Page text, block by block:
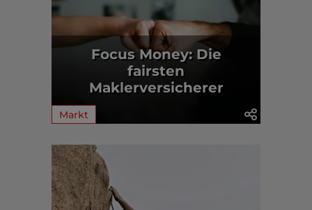
Focus Money: Die
fairsten
Maklerversicherer
Markt